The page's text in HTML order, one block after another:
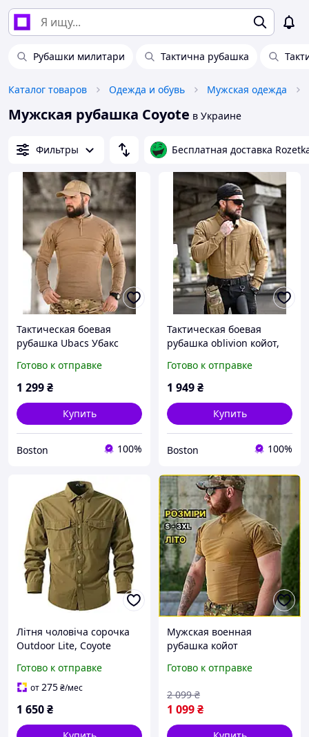
Рубашки милитари Тактична рубашка
Каталог товаров Одежда и обувь Мужская одежда
Мужская рубашка Coyote в Украине
Фильтры Бесплатная доставка
Тактическая боевая
рубашка Ubacs Убакс
полевая рубашка
койот,Армейский Убакс
Готово к отправке
1 299₴
Купить
Boston 100%
Тактическая боевая
рубашка oblivion койот,
рубашка койот,Армейская
эластичная рубашка
Готово к отправке
1 949₴
Купить
Boston 100%
Літня чоловіча сорочка
Outdoor Lite, Coyote
Готово к отправке
от275₴/мес
1 650₴
Мужская военная
рубашка койот
рубашка койот для
Frog T-Shirt Р/В
Готово к отправке
1 099₴
2 099 ₴